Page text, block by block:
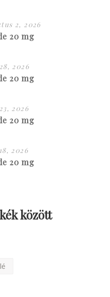
2, 2026
20 mg
2026
20 mg
2026
20 mg
2026
20 mg
között